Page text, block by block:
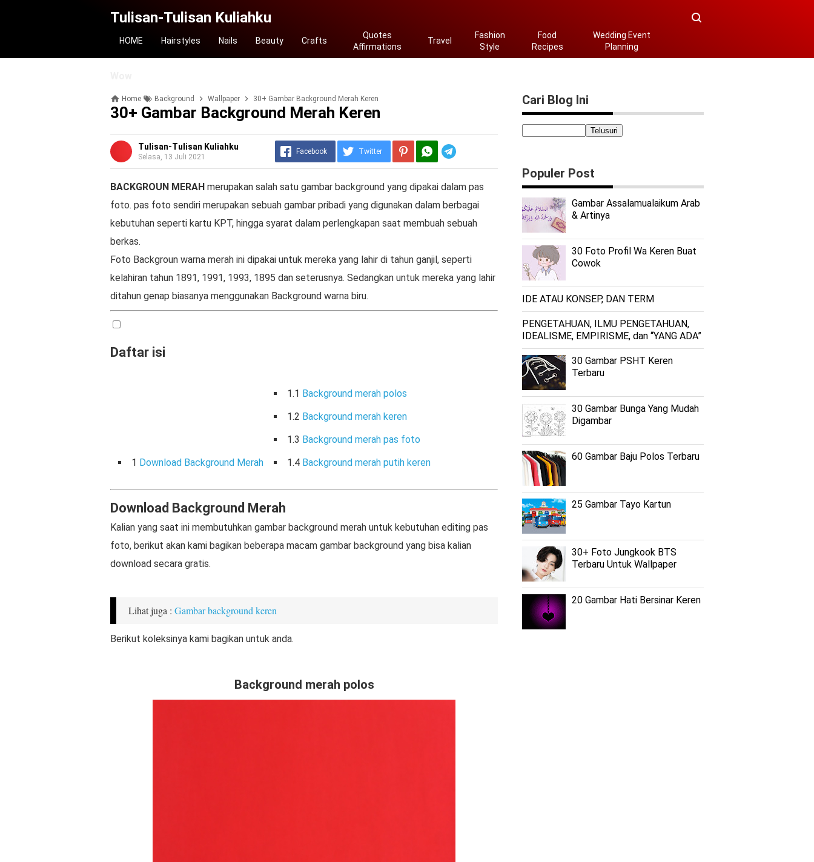
Tulisan-Tulisan Kuliahku
HOME Hairstyles Nails Beauty Crafts
Quotes
Affirmations
Travel
Fashion
Style
Food
Recipes
Wedding Event
Planning
Home Background Wallpaper 30+ Gambar Background Merah Keren
30+ Gambar Background Merah Keren
Tulisan-Tulisan Kuliahku
Selasa, 13 Juli 2021
Facebook Twitter
BACKGROUN MERAH merupakan salah satu gambar background yang dipakai dalam pas
foto. pas foto sendiri merupakan sebuah gambar pribadi yang digunakan dalam berbagai
kebutuhan seperti kartu KPT, hingga syarat dalam perlengkapan saat membuah sebuah
berkas.
Foto Backgroun warna merah ini dipakai untuk mereka yang lahir di tahun ganjil, seperti
kelahiran tahun 1891, 1991, 1993, 1895 dan seterusnya. Sedangkan untuk mereka yang lahir
ditahun genap biasanya menggunakan Background warna biru.
Daftar isi
1 Download Background Merah
1.1 Background merah polos
1.2 Background merah keren
1.3 Background merah pas foto
1.4 Background merah putih keren
Download Background Merah
Kalian yang saat ini membutuhkan gambar background merah untuk kebutuhan editing pas
foto, berikut akan kami bagikan beberapa macam gambar background yang bisa kalian
download secara gratis.
Lihat juga : Gambar background keren
Berikut koleksinya kami bagikan untuk anda.
Background merah polos
Cari Blog Ini
Populer Post
Gambar Assalamualaikum Arab
& Artinya
30 Foto Profil Wa Keren Buat
Cowok
IDE ATAU KONSEP, DAN TERM
PENGETAHUAN, ILMU PENGETAHUAN,
IDEALISME, EMPIRISME, dan “YANG ADA”
30 Gambar PSHT Keren
Terbaru
30 Gambar Bunga Yang Mudah
Digambar
60 Gambar Baju Polos Terbaru
25 Gambar Tayo Kartun
30+ Foto Jungkook BTS
Terbaru Untuk Wallpaper
20 Gambar Hati Bersinar Keren